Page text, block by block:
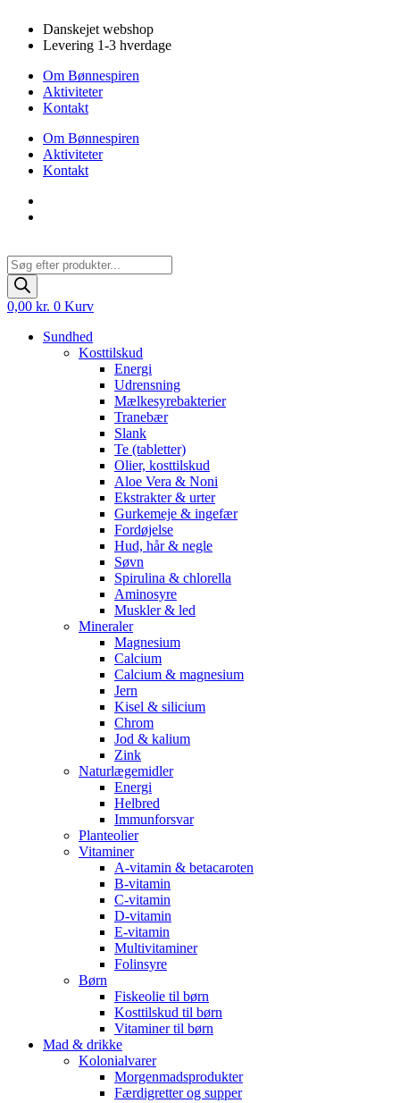
indhold
Danskejet webshop
Levering 1-3 hverdage
Om Bønnespiren
Aktiviteter
Kontakt
Om Bønnespiren
Aktiviteter
Kontakt
Products
search
0,00 kr. 0 Kurv
Sundhed
Kosttilskud
Energi
Udrensning
Mælkesyrebakterier
Tranebær
Slank
Te (tabletter)
Olier, kosttilskud
Aloe Vera & Noni
Ekstrakter & urter
Gurkemeje & ingefær
Fordøjelse
Hud, hår & negle
Søvn
Spirulina & chlorella
Aminosyre
Muskler & led
Mineraler
Magnesium
Calcium
Calcium & magnesium
Jern
Kisel & silicium
Chrom
Jod & kalium
Zink
Naturlægemidler
Energi
Helbred
Immunforsvar
Planteolier
Vitaminer
A-vitamin & betacaroten
B-vitamin
C-vitamin
D-vitamin
E-vitamin
Multivitaminer
Folinsyre
Børn
Fiskeolie til børn
Kosttilskud til børn
Vitaminer til børn
Mad & drikke
Kolonialvarer
Morgenmadsprodukter
Færdigretter og supper